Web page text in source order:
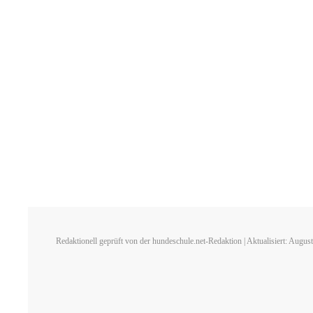
Redaktionell geprüft von der hundeschule.net-Redaktion | Aktualisiert: